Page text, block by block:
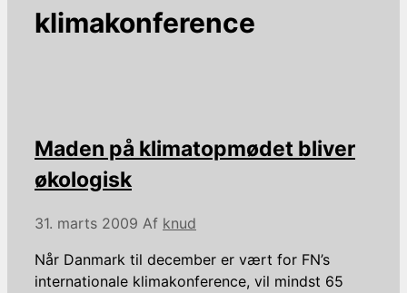
klimakonference
Maden på klimatopmødet bliver
økologisk
31. marts 2009 Af knud
Når Danmark til december er vært for FN’s
internationale klimakonference, vil mindst 65